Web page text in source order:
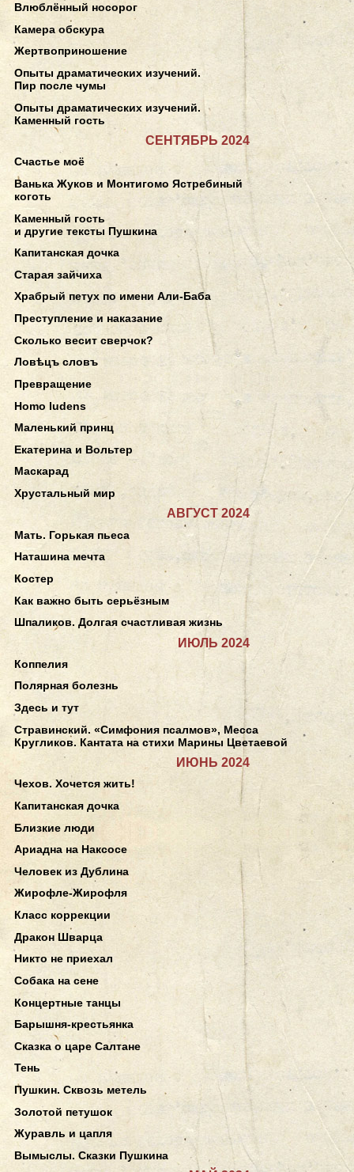
Влюблённый носорог
Камера обскура
Жертвоприношение
Опыты драматических изучений.
Пир после чумы
Опыты драматических изучений.
Каменный гость
СЕНТЯБРЬ 2024
Счастье моё
Ванька Жуков и Монтигомо Ястребиный
коготь
Каменный гость
и другие тексты Пушкина
Капитанская дочка
Старая зайчиха
Храбрый петух по имени Али-Баба
Преступление и наказание
Сколько весит сверчок?
Ловѣцъ словъ
Превращение
Homo ludens
Маленький принц
Екатерина и Вольтер
Маскарад
Хрустальный мир
АВГУСТ 2024
Мать. Горькая пьеса
Наташина мечта
Костер
Как важно быть серьёзным
Шпаликов. Долгая счастливая жизнь
ИЮЛЬ 2024
Коппелия
Полярная болезнь
Здесь и тут
Стравинский. «Симфония псалмов», Месса
Кругликов. Кантата на стихи Марины Цветаевой
ИЮНЬ 2024
Чехов. Хочется жить!
Капитанская дочка
Близкие люди
Ариадна на Наксосе
Человек из Дублина
Жирофле-Жирофля
Класс коррекции
Дракон Шварца
Никто не приехал
Собака на сене
Концертные танцы
Барышня-крестьянка
Сказка о царе Салтане
Тень
Пушкин. Сквозь метель
Золотой петушок
Журавль и цапля
Вымыслы. Сказки Пушкина